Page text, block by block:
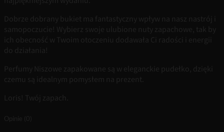
Dobrze dobrany bukiet ma fantastyczny wpływ na nasz nastrój i
samopoczucie! Wybierz swoje ulubione nuty zapachowe, tak by
ich obecność w Twoim otoczeniu dodawała Ci radości i energii
do działania!
Perfumy Niszowe zapakowane są w eleganckie pudełko, dzięki
czemu są idealnym pomysłem na prezent.
Loris! Twój zapach.
Opinie (0)